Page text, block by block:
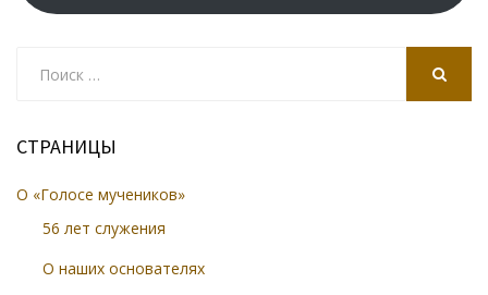
СТРАНИЦЫ
О «Голосе мучеников»
56 лет служения
О наших основателях